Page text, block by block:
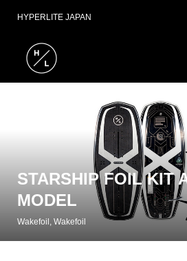
HYPERLITE JAPAN
STARSHIP FOIL KIT
MODEL
Wakefoil , Wakefoil